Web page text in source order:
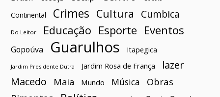
Continental Crimes Cultura Cumbica
Do Leitor Educação Esporte Eventos
Gopoúva Guarulhos Itapegica
Jardim Presidente Dutra Jardim Rosa de França
lazer
Macedo
Maia Mundo Música Obras